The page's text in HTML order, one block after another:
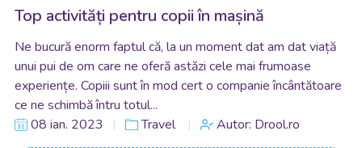
Top activități pentru copii în mașină
Ne bucură enorm faptul că, la un moment dat am dat viață
unui pui de om care ne oferă astăzi cele mai frumoase
experiențe. Copiii sunt în mod cert o companie încântătoare
ce ne schimbă întru totul...
08 ian. 2023
Travel Autor: Drool.ro